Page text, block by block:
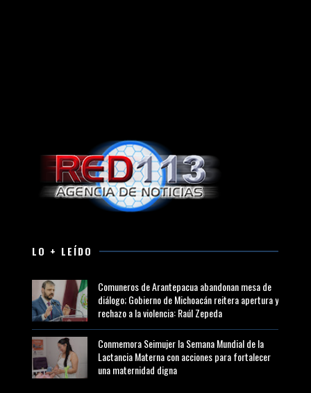
LO + LEÍDO
Comuneros de Arantepacua abandonan mesa de
diálogo; Gobierno de Michoacán reitera apertura y
rechazo a la violencia: Raúl Zepeda
Conmemora Seimujer la Semana Mundial de la
Lactancia Materna con acciones para fortalecer
una maternidad digna